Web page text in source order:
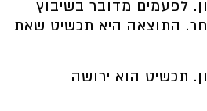
לפעמים מדובר בשיבוץ
התוצאה היא תכשיט שאת
תכשיט הוא ירושה